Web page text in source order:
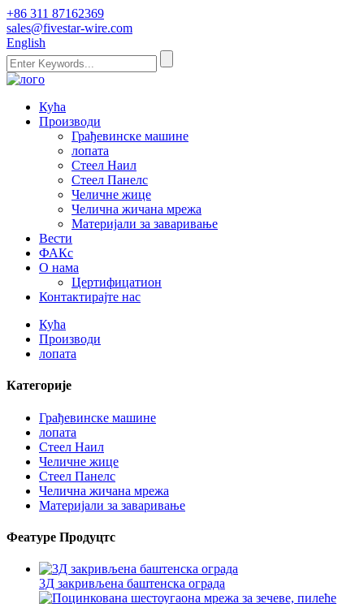
+86 311 87162369
sales@fivestar-wire.com
English
Кућа
Производи
Грађевинске машине
лопата
Стеел Наил
Стеел Панелс
Челичне жице
Челична жичана мрежа
Материјали за заваривање
Вести
ФАКс
О нама
Цертифицатион
Контактирајте нас
Кућа
Производи
лопата
Категорије
Грађевинске машине
лопата
Стеел Наил
Челичне жице
Стеел Панелс
Челична жичана мрежа
Материјали за заваривање
Феатуре Продуцтс
3Д закривљена баштенска ограда